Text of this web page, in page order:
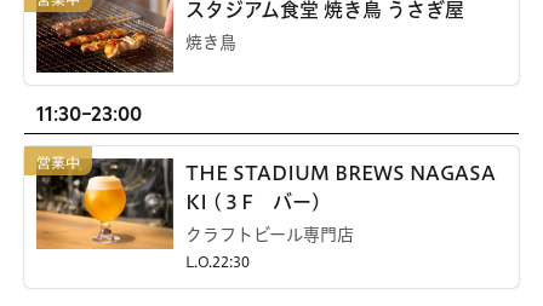
スタジアム食堂 焼き鳥 うさぎ屋
焼き鳥
11:30-23:00
THE STADIUM BREWS NAGASA
KI (３F バー)
クラフトビール専門店
L.O.22:30